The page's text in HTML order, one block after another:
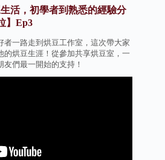
活，初學者到熟悉的經驗分
】Ep3
一路走到烘豆工作室，這次帶大家
烘豆生涯！從參加共享烘豆室，一
們最一開始的支持！